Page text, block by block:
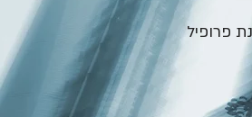
פרופיל